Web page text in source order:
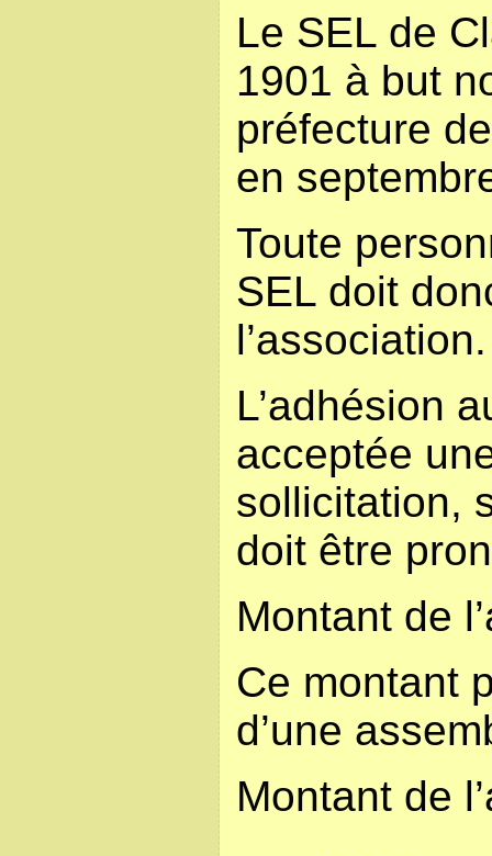
Le SEL de
1901 à but
préfecture
en
Toute
SEL doit
l’association.
L’adhésion
acceptée
sollicitation,
doit être
Montant de
Ce montant
d’une
Montant de